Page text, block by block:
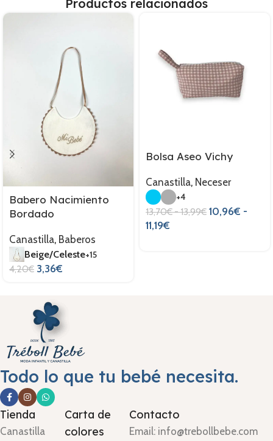
Productos relacionados
Babero Nacimiento
Bordado
Canastilla, Baberos
Beige/Celeste+15
4,20€ 3,36€
Bolsa Aseo Vichy
Canastilla, Neceser
+4
13,70€-13,99€ 10,96€ -
11,19€
Todo lo que tu bebé necesita.
Tienda
Canastilla
Carta de
colores
Contacto
Email: info@trebollbebe.com